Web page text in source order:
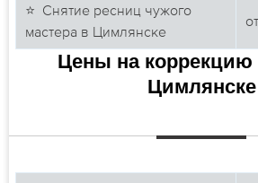
⭐ Снятие ресниц чужого
мастера в Цимлянске
от
Цены на коррекцию
Цимлянске